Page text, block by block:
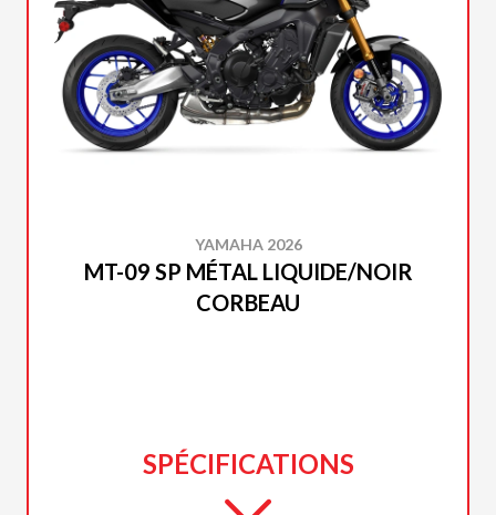
YAMAHA 2026
MT-09 SP MÉTAL LIQUIDE/NOIR
CORBEAU
SPÉCIFICATIONS